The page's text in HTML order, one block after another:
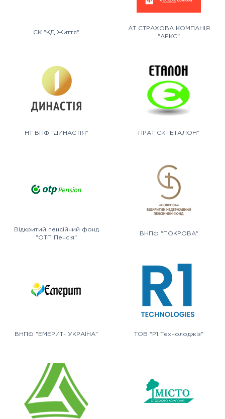
СК "КД Життя"
АТ СТРАХОВА КОМПАНІЯ
"АРКС"
НТ ВПФ "ДИНАСТІЯ" ПРАТ СК "ЕТАЛОН"
Відкритий пенсійний фонд
"ОТП Пенсія"
ВНПФ "ПОКРОВА"
ВНПФ "ЕМЕРИТ- УКРАЇНА" ТОВ "Р1 Технолоджіз"